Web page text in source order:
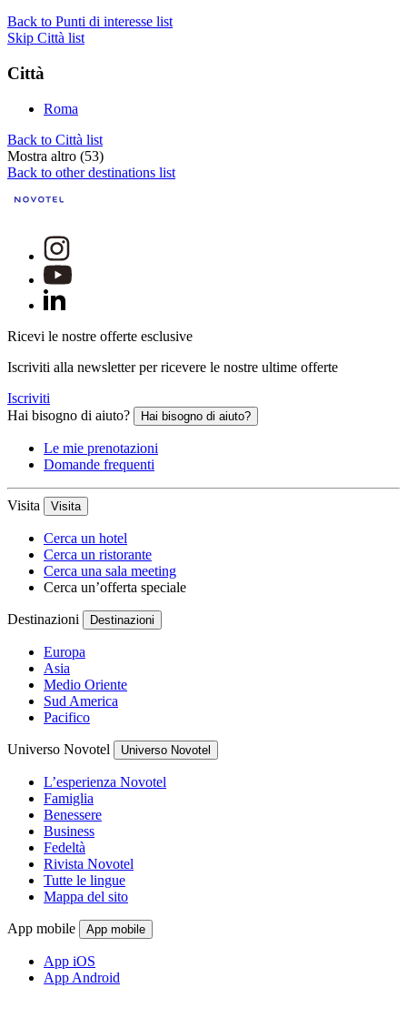
Back to Punti di interesse list
Skip Città list
Città
Roma
Back to Città list
Mostra altro (53)
Back to other destinations list
Ricevi le nostre offerte esclusive
Iscriviti alla newsletter per ricevere le nostre ultime offerte
Iscriviti
Hai bisogno di aiuto?
Hai bisogno di aiuto?
Le mie prenotazioni
Domande frequenti
Visita Visita
Cerca un hotel
Cerca un ristorante
Cerca una sala meeting
Cerca un’offerta speciale
Destinazioni Destinazioni
Europa
Asia
Medio Oriente
Sud America
Pacifico
Universo Novotel Universo Novotel
L’esperienza Novotel
Famiglia
Benessere
Business
Fedeltà
Rivista Novotel
Tutte le lingue
Mappa del sito
App mobile App mobile
App iOS
App Android